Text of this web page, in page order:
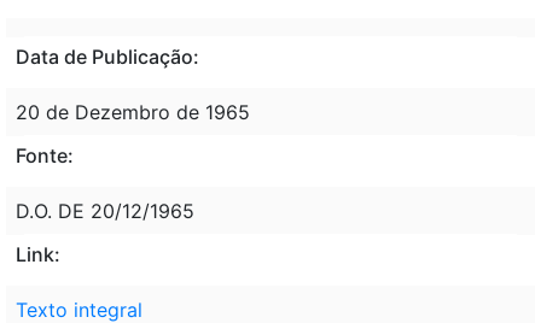
Data de Publicação:
20 de Dezembro de 1965
Fonte:
D.O. DE 20/12/1965
Link:
Texto integral